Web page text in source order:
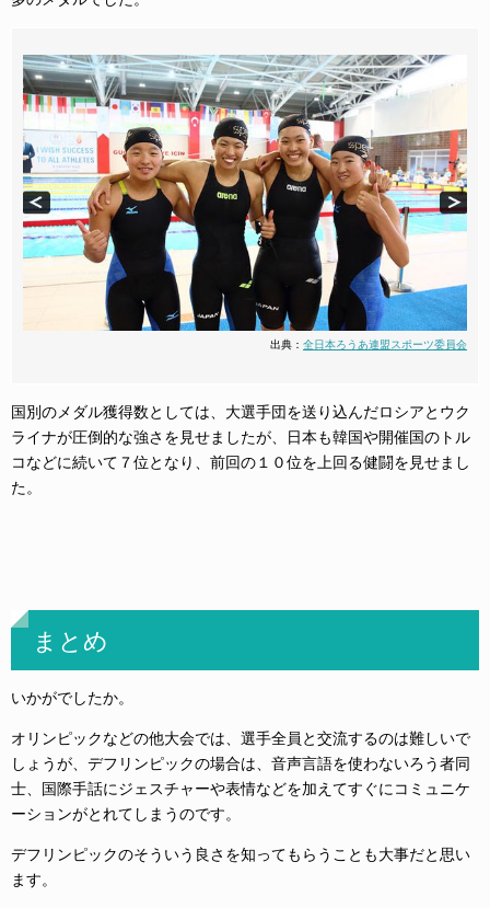
出典： 全日本ろうあ連盟スポーツ委員会
国別のメダル獲得数としては、大選手団を送り込んだロシアとウク
ライナが圧倒的な強さを見せましたが、日本も韓国や開催国のトル
コなどに続いて７位となり、前回の１０位を上回る健闘を見せまし
た。
まとめ
いかがでしたか。
オリンピックなどの他大会では、選手全員と交流するのは難しいで
しょうが、デフリンピックの場合は、音声言語を使わないろう者同
士、国際手話にジェスチャーや表情などを加えてすぐにコミュニケ
ーションがとれてしまうのです。
デフリンピックのそういう良さを知ってもらうことも大事だと思い
ます。